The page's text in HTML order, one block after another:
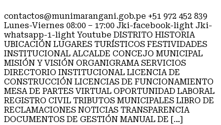
contactos@munimarangani.gob.pe +51 972 452 839
Lunes-Viernes 08:00 – 17:00 Jki-facebook-light Jki-
whatsapp-1-light Youtube DISTRITO HISTORIA
UBICACIÓN LUGARES TURÍSTICOS FESTIVIDADES
INSTITUCIONAL ALCALDE CONCEJO MUNICIPAL
MISIÓN Y VISIÓN ORGANIGRAMA SERVICIOS
DIRECTORIO INSTITUCIONAL LICENCIA DE
CONSTRUCCIÓN LICENCIAS DE FUNCIONAMIENTO
MESA DE PARTES VIRTUAL OPORTUNIDAD LABORAL
REGISTRO CIVIL TRIBUTOS MUNICIPALES LIBRO DE
RECLAMACIONES NOTICIAS TRANSPARENCIA
DOCUMENTOS DE GESTIÓN MANUAL DE […]